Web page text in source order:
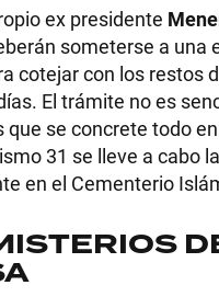
ex presidente
someterse a una
cotejar con los restos
El trámite no es
que se concrete todo
31 se lleve a cabo
en el Cementerio